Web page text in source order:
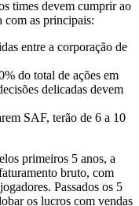
times devem cumprir ao
com as principais:
entre a corporação de
do total de ações em
delicadas devem
SAF, terão de 6 a 10
primeiros 5 anos, a
bruto, com
Passados os 5
os lucros com vendas